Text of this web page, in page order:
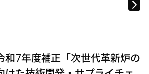
和7年度補正「次世代革新炉の